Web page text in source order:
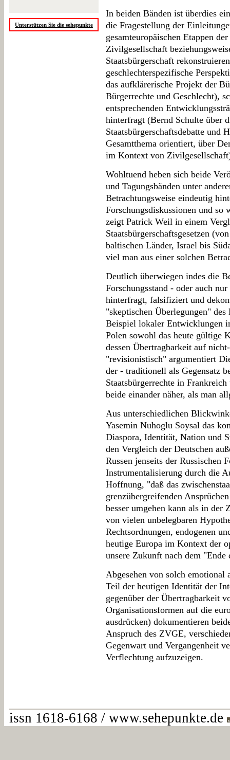
Unterstützen Sie die sehepunkte
In beiden Bänden ist überdies
die Fragestellung der
gesamteuropäischen Etappen
Zivilgesellschaft
Staatsbürgerschaft
geschlechterspezifische
das aufklärerische Projekt der
Bürgerrechte und Geschlecht),
entsprechenden
hinterfragt (Bernd Schulte über
Staatsbürgerschaftsdebatte und
Gesamtthema orientiert, über
im Kontext von
Wohltuend heben sich beide
und Tagungsbänden unter
Betrachtungsweise eindeutig
Forschungsdiskussionen und
zeigt Patrick Weil in einem
Staatsbürgerschaftsgesetzen
baltischen Länder, Israel bis
viel man aus einer solchen
Deutlich überwiegen indes die
Forschungsstand - oder auch
hinterfragt, falsifiziert und
"skeptischen Überlegungen"
Beispiel lokaler Entwicklungen
Polen sowohl das heute gültige
dessen Übertragbarkeit auf
"revisionistisch" argumentiert
der - traditionell als Gegensatz
Staatsbürgerrechte in
beide einander näher, als man
Aus unterschiedlichen
Yasemin Nuhoglu Soysal das
Diaspora, Identität, Nation und
den Vergleich der Deutschen
Russen jenseits der Russischen
Instrumentalisierung durch die
Hoffnung, "daß das
grenzübergreifenden
besser umgehen kann als in
von vielen unbelegbaren
Rechtsordnungen, endogenen
heutige Europa im Kontext der
unsere Zukunft nach dem "Ende
Abgesehen von solch emotional
Teil der heutigen Identität der
gegenüber der Übertragbarkeit
Organisationsformen auf die
ausdrücken) dokumentieren
Anspruch des ZVGE,
Gegenwart und Vergangenheit
Verflechtung aufzuzeigen.
issn 1618-6168 / www.sehepunkte.de